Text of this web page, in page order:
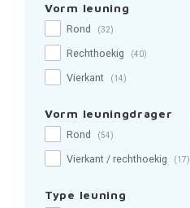
Vorm leuning
Rond (32)
Rechthoekig (40)
Vierkant (14)
Vorm leuningdrager
Rond (54)
Vierkant / rechthoekig (17)
Type leuning